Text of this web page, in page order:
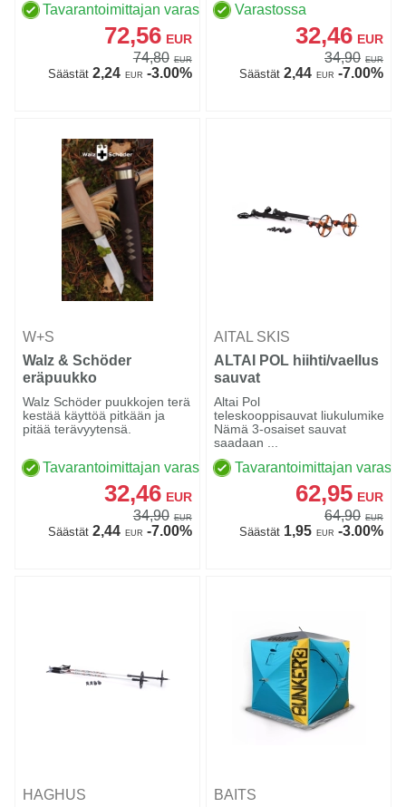
Tavarantoimittajan varastossa
72,56 EUR
74,80 EUR
Säästät2,24 EUR -3.00%
Varastossa
32,46 EUR
34,90 EUR
Säästät2,44 EUR -7.00%
W+S
Walz & Schöder
eräpuukko
Walz Schöder puukkojen terä
kestää käyttöä pitkään ja
pitää terävyytensä.
Tavarantoimittajan varastossa
32,46 EUR
34,90 EUR
Säästät2,44 EUR -7.00%
AITAL SKIS
ALTAI POL hiihti/vaellus
sauvat
Altai Pol
teleskooppisauvat
Nämä 3-osaiset sauvat
saadaan ...
Tavarantoimittajan
62,95 EUR
64,90 EUR
Säästät1,95 EUR -3.00%
HAGHUS
BAITS